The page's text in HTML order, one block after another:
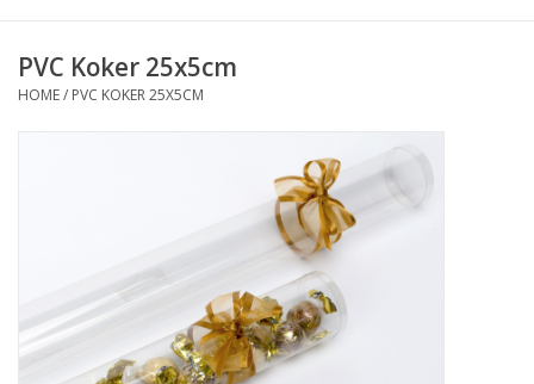
Transparant
Dozen
PVC Koker 25x5cm
HOME/ PVC KOKER 25X5CM